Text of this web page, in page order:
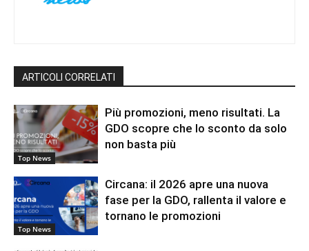
ARTICOLI CORRELATI
Top News
Più promozioni, meno risultati. La
GDO scopre che lo sconto da solo
non basta più
Top News
Circana: il 2026 apre una nuova
fase per la GDO, rallenta il valore e
tornano le promozioni